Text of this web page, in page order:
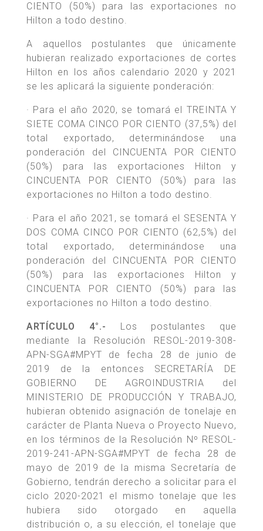
CIENTO (50%) para las exportaciones no
Hilton a todo destino.
A aquellos postulantes que únicamente
hubieran realizado exportaciones de cortes
Hilton en los años calendario 2020 y 2021
se les aplicará la siguiente ponderación:
· Para el año 2020, se tomará el TREINTA Y
SIETE COMA CINCO POR CIENTO (37,5%) del
total exportado, determinándose una
ponderación del CINCUENTA POR CIENTO
(50%) para las exportaciones Hilton y
CINCUENTA POR CIENTO (50%) para las
exportaciones no Hilton a todo destino.
· Para el año 2021, se tomará el SESENTA Y
DOS COMA CINCO POR CIENTO (62,5%) del
total exportado, determinándose una
ponderación del CINCUENTA POR CIENTO
(50%) para las exportaciones Hilton y
CINCUENTA POR CIENTO (50%) para las
exportaciones no Hilton a todo destino.
ARTÍCULO 4°.- Los postulantes que
mediante la Resolución RESOL-2019-308-
APN-SGA#MPYT de fecha 28 de junio de
2019 de la entonces SECRETARÍA DE
GOBIERNO DE AGROINDUSTRIA del
MINISTERIO DE PRODUCCIÓN Y TRABAJO,
hubieran obtenido asignación de tonelaje en
carácter de Planta Nueva o Proyecto Nuevo,
en los términos de la Resolución Nº RESOL-
2019-241-APN-SGA#MPYT de fecha 28 de
mayo de 2019 de la misma Secretaría de
Gobierno, tendrán derecho a solicitar para el
ciclo 2020-2021 el mismo tonelaje que les
hubiera sido otorgado en aquella
distribución o, a su elección, el tonelaje que